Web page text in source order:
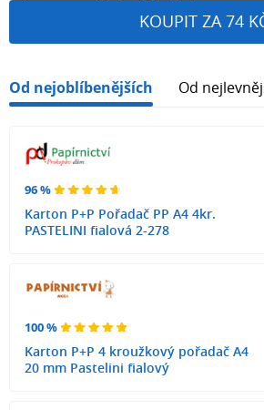
KOUPIT ZA 74
Od nejoblíbenějších Od
96 %
Karton P+P Pořadač PP A4 4kr.
PASTELINI fialová 2-278
100 %
Karton P+P 4 kroužkový pořadač A4
20 mm Pastelini fialový